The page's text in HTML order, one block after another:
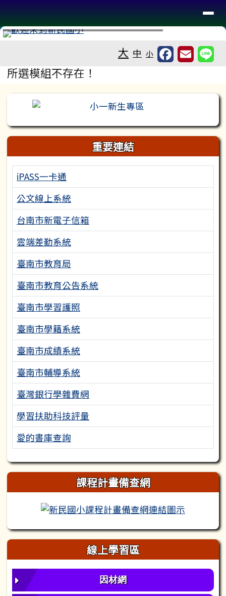
台南市新民國小
導覽列
⏸
大 中 小
主內容區域
所選模組不存在！
左邊區域內容
重要連結
iPASS一卡通
公文線上系統
台南市新電子信箱
雲端差勤系統
臺南市教育局
臺南市教育公告系統
臺南市學習護照
臺南市學籍系統
臺南市成績系統
臺南市輔導系統
臺灣銀行學雜費網
學習扶助科技評量
愛的書庫查詢
課程計畫備查網
線上學習區
因材網
頁尾區域